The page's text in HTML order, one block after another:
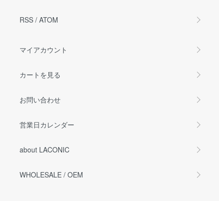
RSS / ATOM
マイアカウント
カートを見る
お問い合わせ
営業日カレンダー
about LACONIC
WHOLESALE / OEM